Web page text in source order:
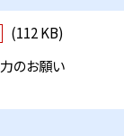
(112 KB)
のお願い